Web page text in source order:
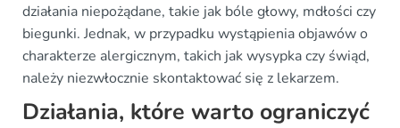
działania niepożądane, takie jak bóle głowy, mdłości czy
biegunki. Jednak, w przypadku wystąpienia objawów o
charakterze alergicznym, takich jak wysypka czy świąd,
należy niezwłocznie skontaktować się z lekarzem.
Działania, które warto ograniczyć